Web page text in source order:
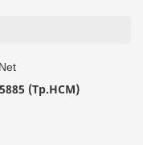
(Tp.HCM)